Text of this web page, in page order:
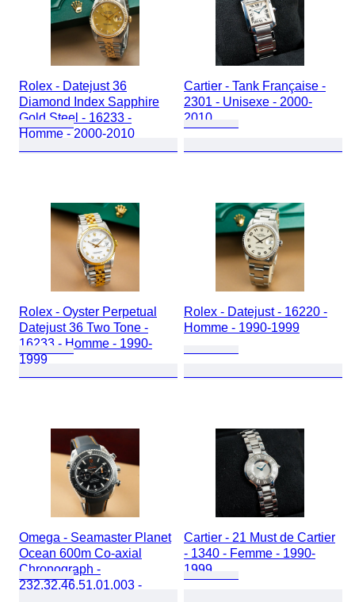
Rolex - Datejust 36
Diamond Index Sapphire
Gold Steel - 16233 -
Homme - 2000-2010
Cartier - Tank Française -
2301 - Unisexe - 2000-
2010
Rolex - Oyster Perpetual
Datejust 36 Two Tone -
16233 - Homme - 1990-
1999
Rolex - Datejust - 16220 -
Homme - 1990-1999
Omega - Seamaster Planet
Ocean 600m Co-axial
Chronograph -
232.32.46.51.01.003 -
Cartier - 21 Must de Cartier
- 1340 - Femme - 1990-
1999